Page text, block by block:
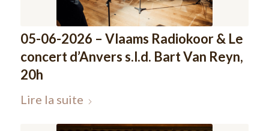
05-06-2026 – Vlaams Radiokoor & Le
concert d’Anvers s.l.d. Bart Van Reyn,
20h
Lire la suite